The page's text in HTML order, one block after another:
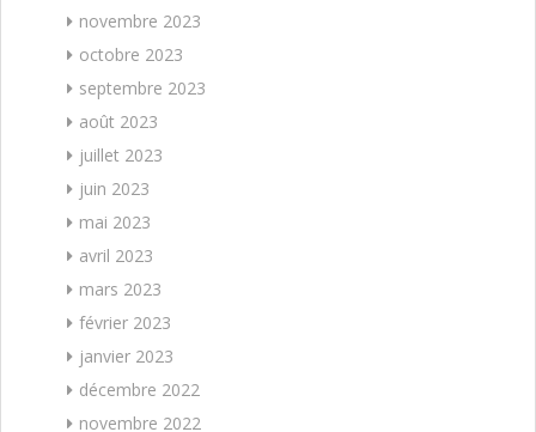
novembre 2023
octobre 2023
septembre 2023
août 2023
juillet 2023
juin 2023
mai 2023
avril 2023
mars 2023
février 2023
janvier 2023
décembre 2022
novembre 2022